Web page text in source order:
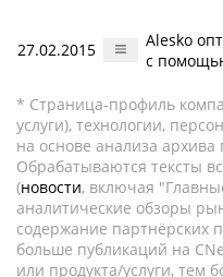
27.02.2015
Alesko
с
* Страница-профиль
услуги), технологии,
на основе анализа
Обрабатываются тексты
(новости, включая
аналитические обзоры
содержание партнёрских
больше публикаций на
или продукта/услуги, тем